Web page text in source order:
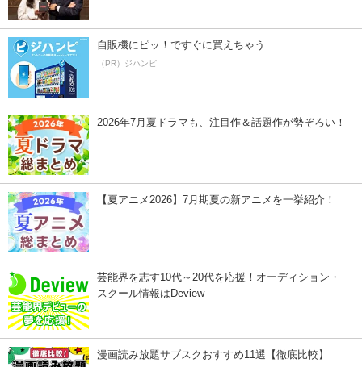
自販機にピッ！ですぐに買えちゃう
（PR）ジハンピ
2026年7月夏ドラマも、注目作＆話題作が勢ぞろい！
【夏アニメ2026】7月期夏の新アニメを一挙紹介！
芸能界を志す10代～20代を応援！オーディション・
スクール情報はDeview
漫画読み放題サブスクおすすめ11選【徹底比較】